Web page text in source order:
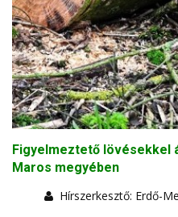
Figyelmeztető lövésekkel
Maros megyében
Hírszerkesztő: Erdő-